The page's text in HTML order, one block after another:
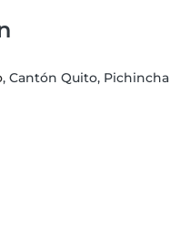
, Cantón Quito, Pichincha